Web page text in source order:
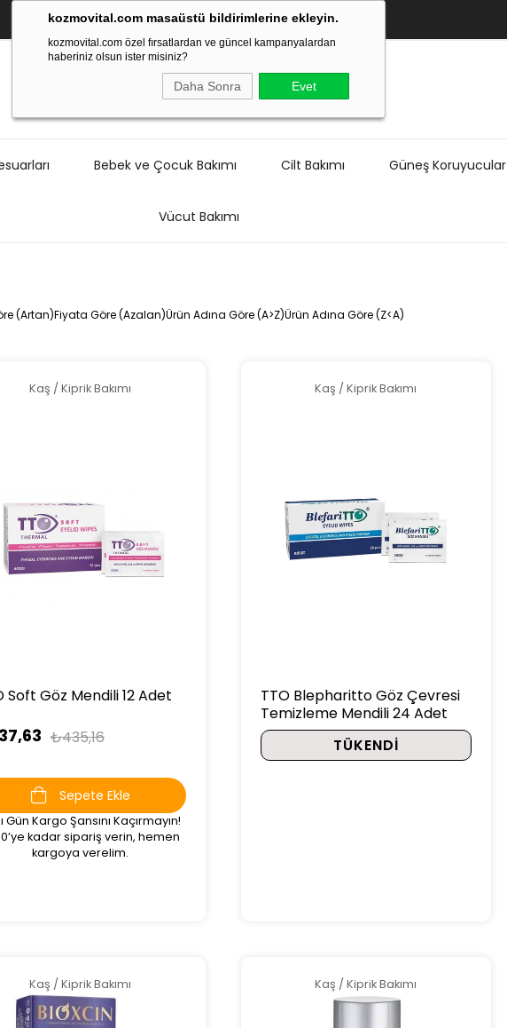
kozmovital.com masaüstü bildirimlerine ekleyin.
kozmovital.com özel fırsatlardan ve güncel kampanyalardan
haberiniz olsun ister misiniz?
Daha Sonra Evet
Bebek ve Çocuk Bakımı Cilt Bakımı Güneş Koruyucular
Vücut Bakımı
(Artan)Fiyata Göre (Azalan)Ürün Adına Göre (A>Z)Ürün Adına Göre (Z<A)
Kaş / Kiprik Bakımı
Soft Göz Mendili 12 Adet
₺435,16
Sepete Ekle
Gün Kargo Şansını Kaçırmayın!
kadar sipariş verin, hemen
kargoya verelim.
Kaş / Kiprik Bakımı
TTO Blepharitto Göz Çevresi
Temizleme Mendili 24 Adet
TÜKENDI
Kaş / Kiprik Bakımı Kaş / Kiprik Bakımı